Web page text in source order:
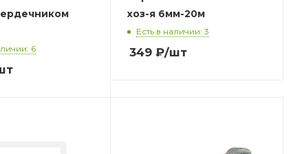
6
хоз-я 6мм-20м
Есть в наличии: 3
349₽/шт